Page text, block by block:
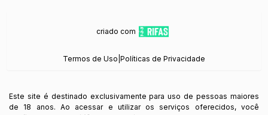
criado com
Termos de Uso Políticas de Privacidade
Este site é destinado exclusivamente para uso de pessoas maiores
de 18 anos. Ao acessar e utilizar os serviços oferecidos, você